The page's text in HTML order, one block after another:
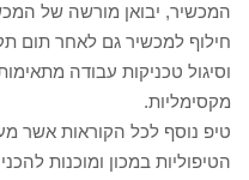
המכשיר, יבואן מורשה של
חילוף למכשיר גם לאחר תום
וסיגול טכניקות עבודה
מקסימליות.
טיפ נוסף לכל הקוראות אשר
הטיפוליות במכון ומוכנות